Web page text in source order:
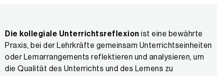
Die kollegiale Unterrichtsreflexion ist eine bewährte
Praxis, bei der Lehrkräfte gemeinsam Unterrichtseinheiten
oder Lernarrangements reflektieren und analysieren, um
die Qualität des Unterrichts und des Lernens zu